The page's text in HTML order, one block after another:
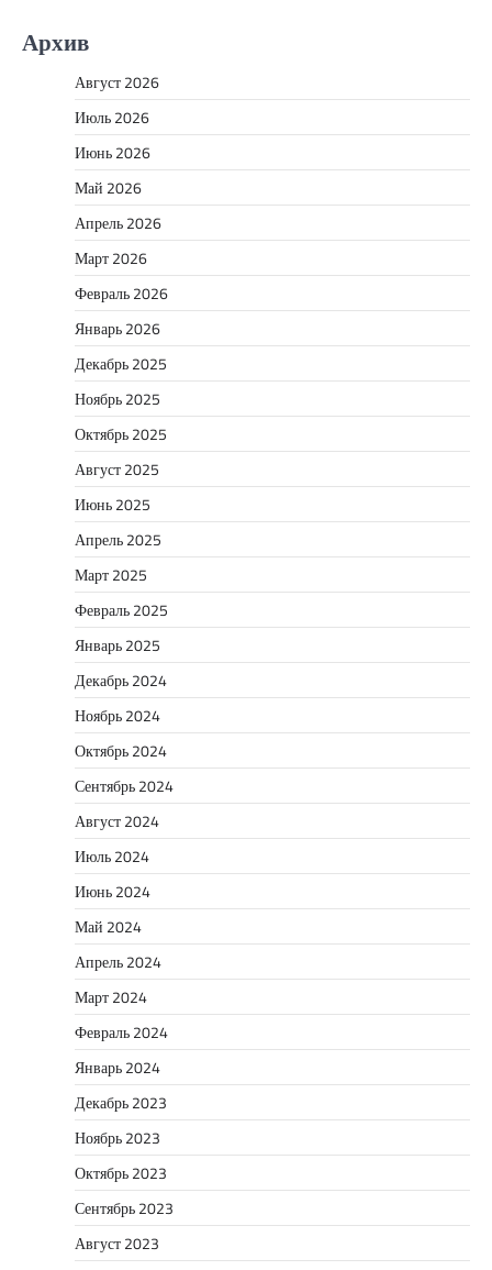
Архив
Август 2026
Июль 2026
Июнь 2026
Май 2026
Апрель 2026
Март 2026
Февраль 2026
Январь 2026
Декабрь 2025
Ноябрь 2025
Октябрь 2025
Август 2025
Июнь 2025
Апрель 2025
Март 2025
Февраль 2025
Январь 2025
Декабрь 2024
Ноябрь 2024
Октябрь 2024
Сентябрь 2024
Август 2024
Июль 2024
Июнь 2024
Май 2024
Апрель 2024
Март 2024
Февраль 2024
Январь 2024
Декабрь 2023
Ноябрь 2023
Октябрь 2023
Сентябрь 2023
Август 2023